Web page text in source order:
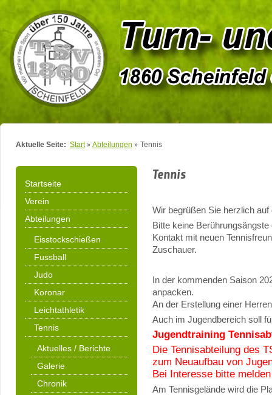
Aktuelle Seite: Start Abteilungen Tennis
Startseite
Verein
Abteilungen
Eisstockschießen
Fussball
Judo
Koronar
Leichtathletik
Tennis
Aktuelles / Berichte
Galerie
Chronik
Tennis
Wir begrüßen Sie herzlich
Bitte keine
Kontakt mit neuen
Zuschauer.
In der kommenden Saison
anpacken.
An der Erstellung einer
Auch im Jugendbereich soll
Jugendtraining
Die Tennisabteilung des
zum Neuaufbau von
Bei Interesse bitte
Am Tennisgelände wird die